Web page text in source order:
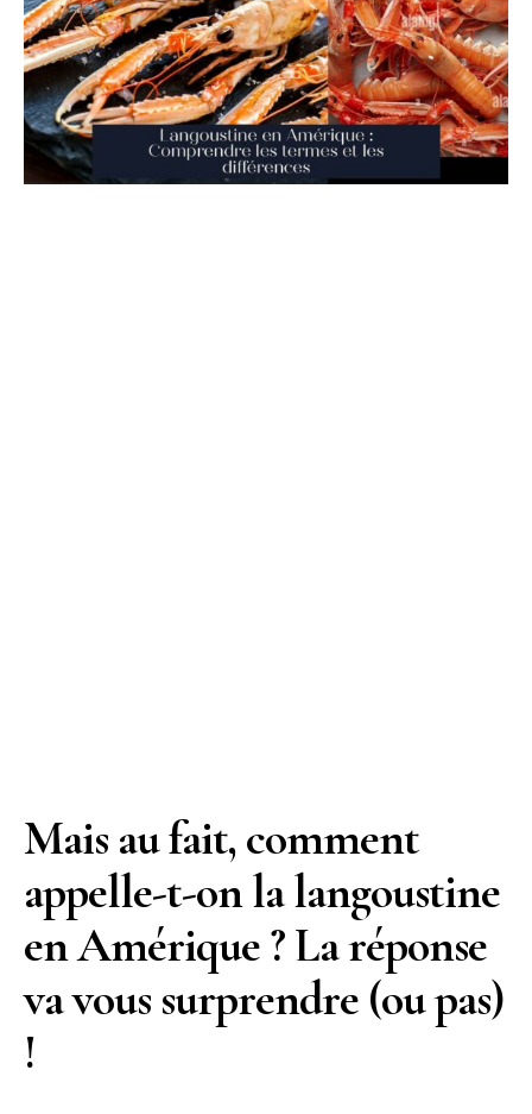
Mais au fait, comment
appelle-t-on la langoustine
en Amérique ? La réponse
va vous surprendre (ou pas)
!